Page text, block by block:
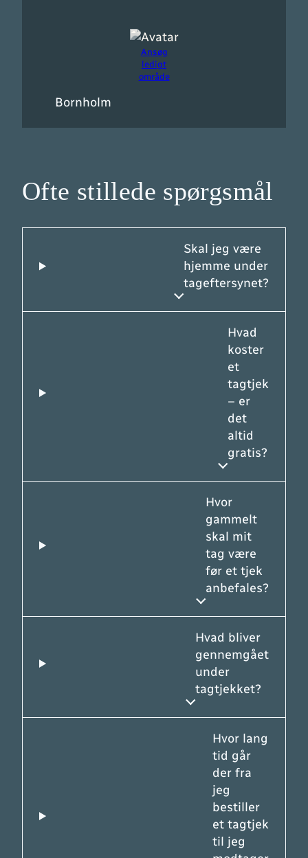
Ansøg
ledigt
område
Bornholm
Ofte stillede spørgsmål
Skal jeg være
hjemme under
tageftersynet?
Hvad
koster
et
tagtjek
– er
det
altid
gratis?
Hvor
gammelt
skal mit
tag være
før et tjek
anbefales?
Hvad bliver
gennemgået
under
tagtjekket?
Hvor lang
tid går
der fra
jeg
bestiller
et tagtjek
til jeg